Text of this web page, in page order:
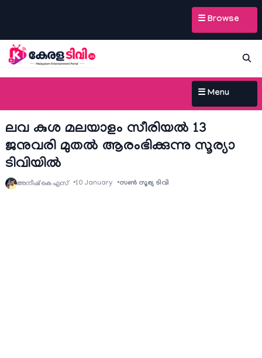
☰ Browse
☰ Menu
ലവ കുശ മലയാളം സീരിയല്‍ 13
ജനുവരി മുതല്‍ ആരംഭിക്കുന്നു സൂര്യാ
ടിവിയില്‍
അനീഷ്‌ കെ എസ് 10 January സൺ സൂര്യ ടിവി